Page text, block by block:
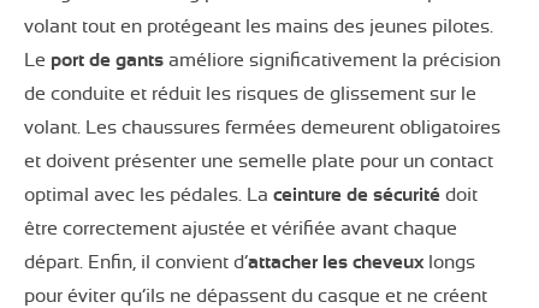
volant tout en protégeant les mains des jeunes pilotes.
Le port de gants améliore significativement la précision
de conduite et réduit les risques de glissement sur le
volant. Les chaussures fermées demeurent obligatoires
et doivent présenter une semelle plate pour un contact
optimal avec les pédales. La ceinture de sécurité doit
être correctement ajustée et vérifiée avant chaque
départ. Enfin, il convient d’attacher les cheveux longs
pour éviter qu’ils ne dépassent du casque et ne créent